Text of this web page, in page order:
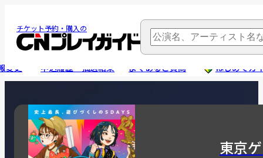
チケット予約・購入の
変更 申込履歴・抽選結果 よくあるご質問 はじめてガ
東京